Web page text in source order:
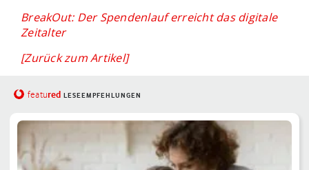
BreakOut: Der Spendenlauf erreicht das digitale
Zeitalter
[Zurück zum Artikel]
featured LESEEMPFEHLUNGEN